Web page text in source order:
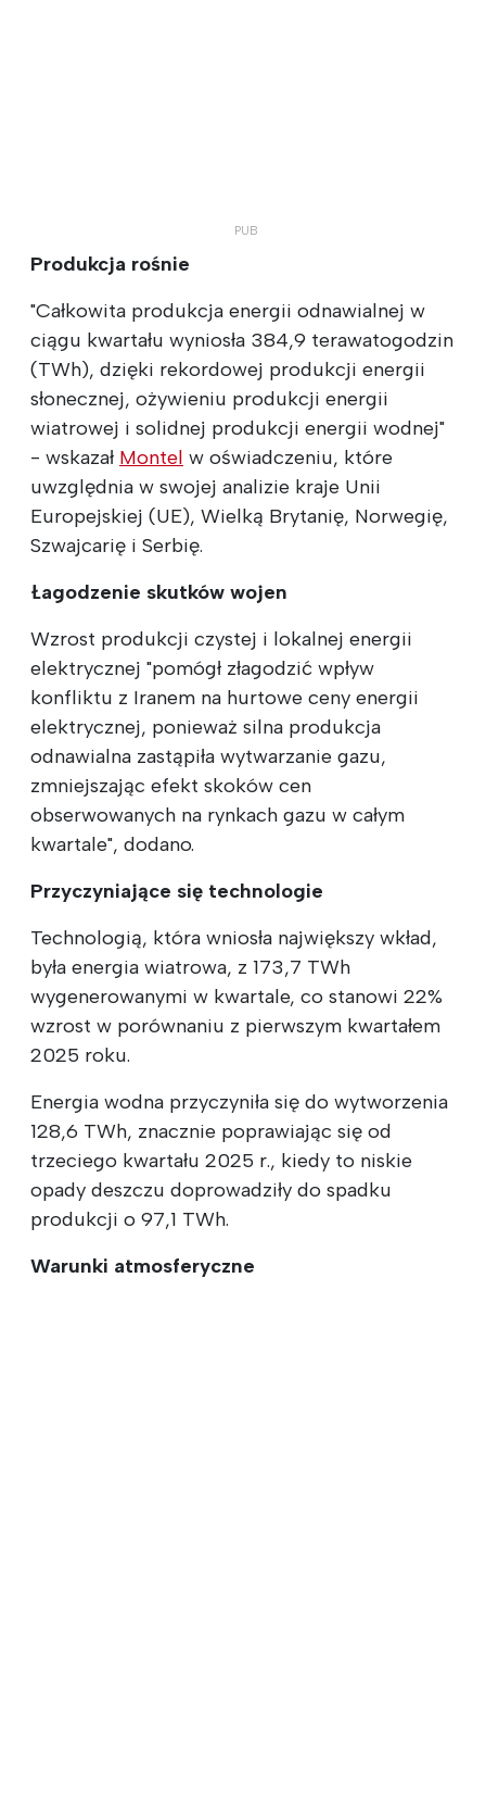
Produkcja rośnie
"Całkowita produkcja energii odnawialnej w
ciągu kwartału wyniosła 384,9 terawatogodzin
(TWh), dzięki rekordowej produkcji energii
słonecznej, ożywieniu produkcji energii
wiatrowej i solidnej produkcji energii wodnej"
- wskazał Montel w oświadczeniu, które
uwzględnia w swojej analizie kraje Unii
Europejskiej (UE), Wielką Brytanię, Norwegię,
Szwajcarię i Serbię.
Łagodzenie skutków wojen
Wzrost produkcji czystej i lokalnej energii
elektrycznej "pomógł złagodzić wpływ
konfliktu z Iranem na hurtowe ceny energii
elektrycznej, ponieważ silna produkcja
odnawialna zastąpiła wytwarzanie gazu,
zmniejszając efekt skoków cen
obserwowanych na rynkach gazu w całym
kwartale", dodano.
Przyczyniające się technologie
Technologią, która wniosła największy wkład,
była energia wiatrowa, z 173,7 TWh
wygenerowanymi w kwartale, co stanowi 22%
wzrost w porównaniu z pierwszym kwartałem
2025 roku.
Energia wodna przyczyniła się do wytworzenia
128,6 TWh, znacznie poprawiając się od
trzeciego kwartału 2025 r., kiedy to niskie
opady deszczu doprowadziły do spadku
produkcji o 97,1 TWh.
Warunki atmosferyczne